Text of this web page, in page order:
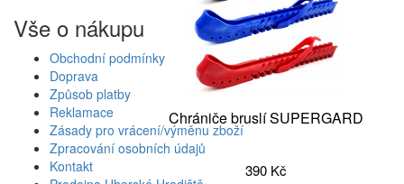
Chrániče bruslí SUPERGARD
390 Kč
Vše o nákupu
Obchodní podmínky
Doprava
Způsob platby
Reklamace
Zásady pro vrácení/výměnu zboží
Zpracování osobních údajů
Kontakt